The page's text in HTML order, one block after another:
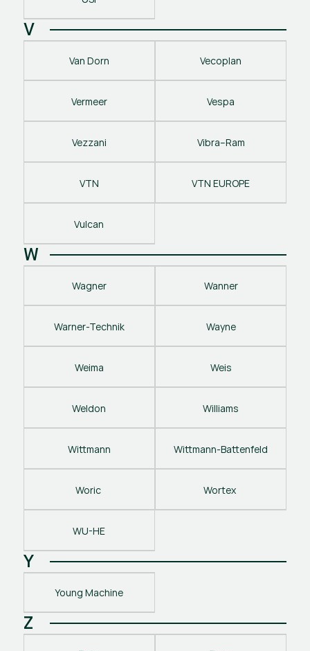
V
Van Dorn Vecoplan
Vermeer Vespa
Vezzani Vibra–Ram
VTN VTN EUROPE
Vulcan
W
Wagner Wanner
Warner-Technik Wayne
Weima Weis
Weldon Williams
Wittmann Wittmann-Battenfeld
Woric Wortex
WU-HE
Y
Young Machine
Z